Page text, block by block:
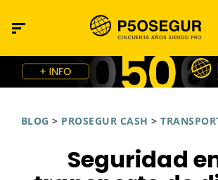
BLOG > PROSEGUR CASH >
Seguridad